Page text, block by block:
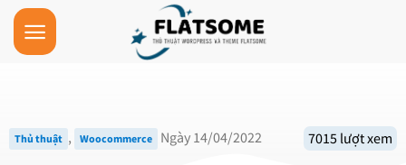
Skip
content
Thủ thuật , Woocommerce Ngày 14/04/2022 7015 lượt xem